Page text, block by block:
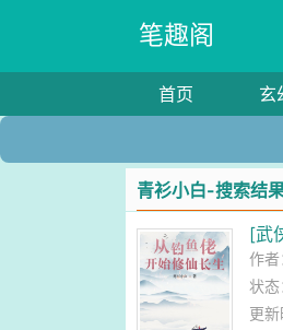
笔趣阁
首页 玄
青衫小白-搜索结
[武
作者
状
更